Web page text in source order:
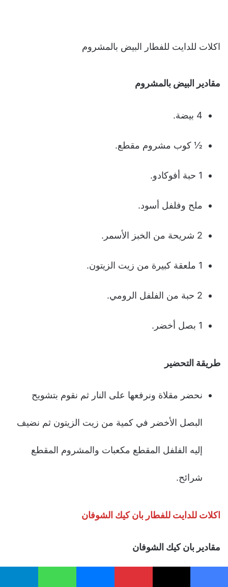
اكلات للدايت للفطار البيض بالمشروم
مقادير البيض بالمشروم
4 بيضة.
½ كوب مشروم مقطع.
1 حبة أفوكادو.
ملح وفلفل أسود.
2 شريحة من الخبز الأسمر.
1 ملعقة كبيرة من زيت الزيتون.
2 حبة من الفلفل الرومي.
1 بصل أخضر.
طريقة التحضير
نحضر مقلاة ونرفعها على النار ثم نقوم بتشويح
البصل الأخضر في كمية من زيت الزيتون ثم نضيف
إليه الفلفل المقطع مكعبات والمشروم المقطع
شرائح.
اكلات للدايت للفطار بان كيك الشوفان
مقادير بان كيك الشوفان